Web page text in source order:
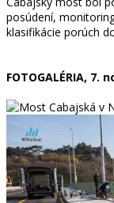
posúdení,
klasifikácie porúch
FOTOGALÉRIA, 7.